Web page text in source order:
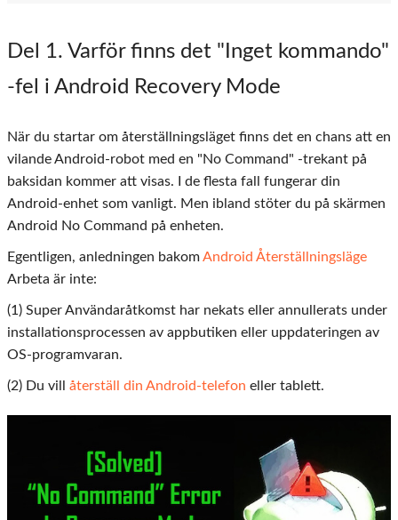
Del 1. Varför finns det "Inget kommando"
-fel i Android Recovery Mode
När du startar om återställningsläget finns det en chans att en
vilande Android-robot med en "No Command" -trekant på
baksidan kommer att visas. I de flesta fall fungerar din
Android-enhet som vanligt. Men ibland stöter du på skärmen
Android No Command på enheten.
Egentligen, anledningen bakomAndroid Återställningsläge
Arbeta är inte:
(1) Super Användaråtkomst har nekats eller annullerats under
installationsprocessen av appbutiken eller uppdateringen av
OS-programvaran.
(2) Du vill återställ din Android-telefon eller tablett.